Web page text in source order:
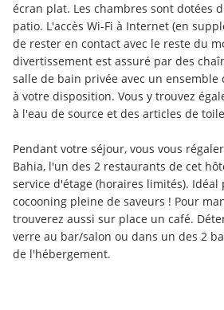
écran plat. Les chambres sont dotées
patio. L'accès Wi-Fi à Internet (en
de rester en contact avec le reste du
divertissement est assuré par des
salle de bain privée avec un
à votre disposition. Vous y trouvez
à l'eau de source et des articles de
Pendant votre séjour, vous vous
Bahia, l'un des 2 restaurants de cet
service d'étage (horaires limités). Idéal
cocooning pleine de saveurs ! Pour
trouverez aussi sur place un café.
verre au bar/salon ou dans un des 2
de l'hébergement.